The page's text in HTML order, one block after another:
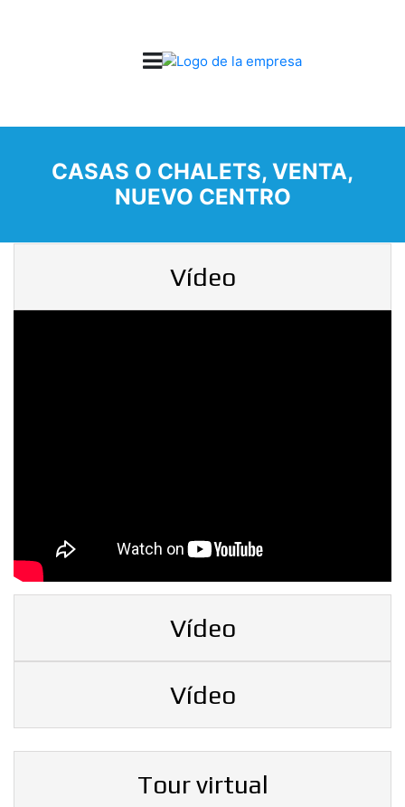
CASAS O CHALETS, VENTA,
NUEVO CENTRO
Vídeo
Vídeo
Vídeo
Tour virtual